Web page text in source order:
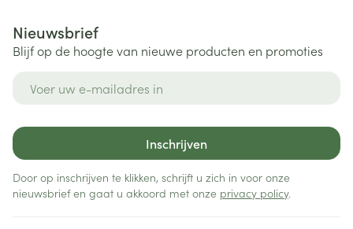
Nieuwsbrief
Blijf op de hoogte van nieuwe producten en promoties
Inschrijven
Door op inschrijven te klikken, schrijft u zich in voor onze
nieuwsbrief en gaat u akkoord met onze privacy policy.